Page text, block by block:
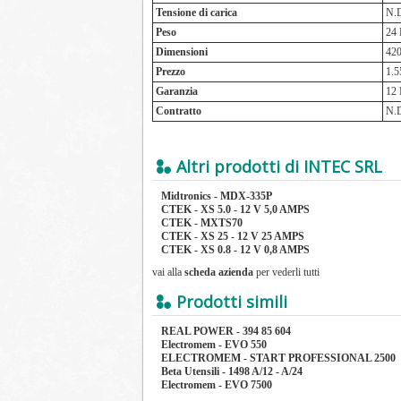
Tensione di carica
Peso
24
Dimensioni
Prezzo
Garanzia
12
Contratto
Altri prodotti di INTEC SRL
Midtronics - MDX-335P
CTEK - XS 5.0 - 12 V 5,0 AMPS
CTEK - MXTS70
CTEK - XS 25 - 12 V 25 AMPS
CTEK - XS 0.8 - 12 V 0,8 AMPS
vai alla scheda azienda per vederli tutti
Prodotti simili
REAL POWER - 394 85 604
Electromem - EVO 550
ELECTROMEM - START PROFESSIONAL 2500
Beta Utensili - 1498 A/12 - A/24
Electromem - EVO 7500